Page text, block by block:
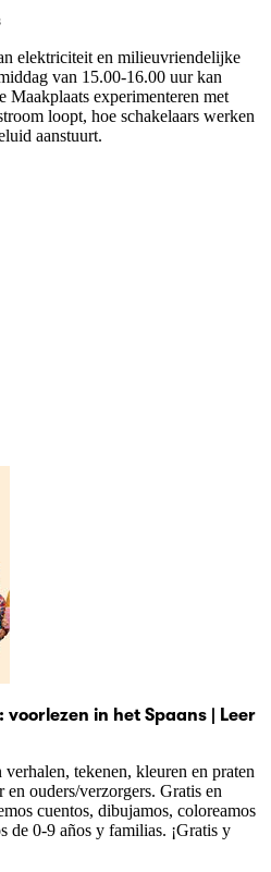
elektriciteit en milieuvriendelijke
van 15.00-16.00 uur kan
Maakplaats experimenteren met
loopt, hoe schakelaars werken
aanstuurt.
in het Spaans | Leer
tekenen, kleuren en praten
ouders/verzorgers. Gratis en
cuentos, dibujamos, coloreamos
de 0-9 años y familias. ¡Gratis y